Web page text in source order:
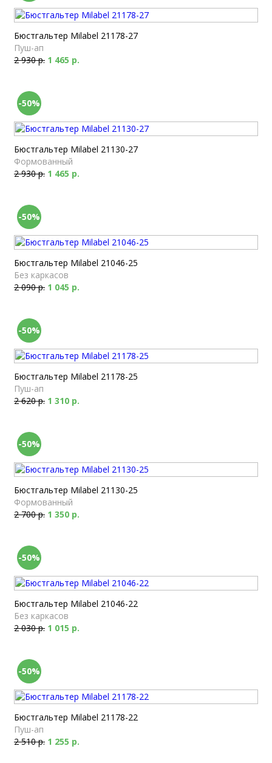
Бюстгальтер Milabel 21178-27
Пуш-ап
2 930 р. 1 465 р.
-50%
Бюстгальтер Milabel 21130-27
Формованный
2 930 р. 1 465 р.
-50%
Бюстгальтер Milabel 21046-25
Без каркасов
2 090 р. 1 045 р.
-50%
Бюстгальтер Milabel 21178-25
Пуш-ап
2 620 р. 1 310 р.
-50%
Бюстгальтер Milabel 21130-25
Формованный
2 700 р. 1 350 р.
-50%
Бюстгальтер Milabel 21046-22
Без каркасов
2 030 р. 1 015 р.
-50%
Бюстгальтер Milabel 21178-22
Пуш-ап
2 510 р. 1 255 р.